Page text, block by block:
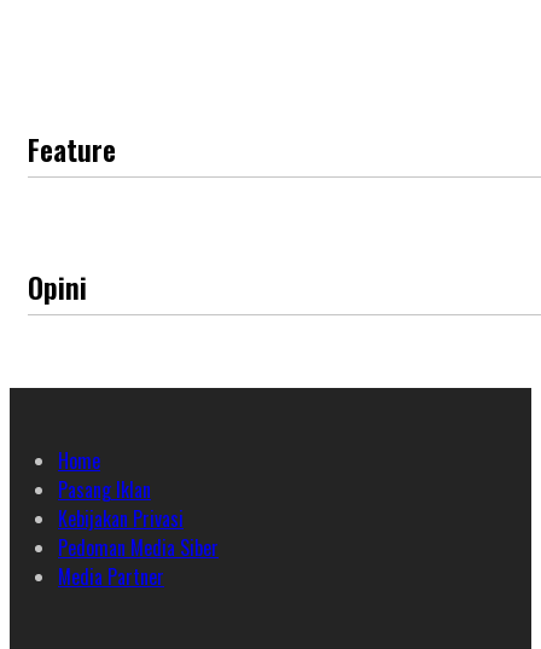
Feature
Opini
Home
Pasang Iklan
Kebijakan Privasi
Pedoman Media Siber
Media Partner